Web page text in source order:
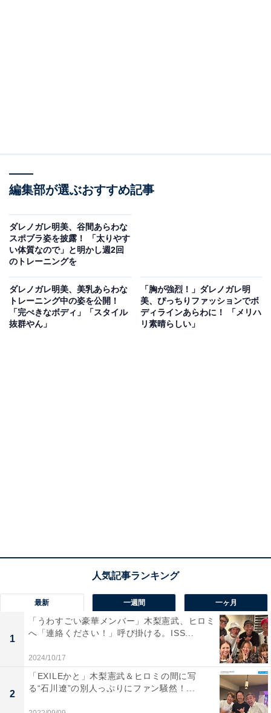
編集部が選ぶおすすめ記事
ダレノガレ明美、谷間あらわな
スポブラ姿を披露！ 「太りやす
い体質なので」と明かし週2回
のトレーニングを
ダレノガレ明美、美乳あらわな
トレーニング中の姿を公開！
「完ぺきなボディ」「スタイル
抜群やん」
「胸が強烈！」ダレノガレ明
美、ぴっちりファッションでボ
ディラインあらわに！ 「メリハ
リ素晴らしい」
最新 一週間 一ヶ月
1
「うわすごい豪華メンバー」木梨憲武、ヒロミ
へ「連絡ください！」呼び掛ける。ISS...
2024/10/17
2
「EXILEかと」木梨憲武＆ヒロミの間に写
る“石川遼”の別人っぷりにファン騒然！...